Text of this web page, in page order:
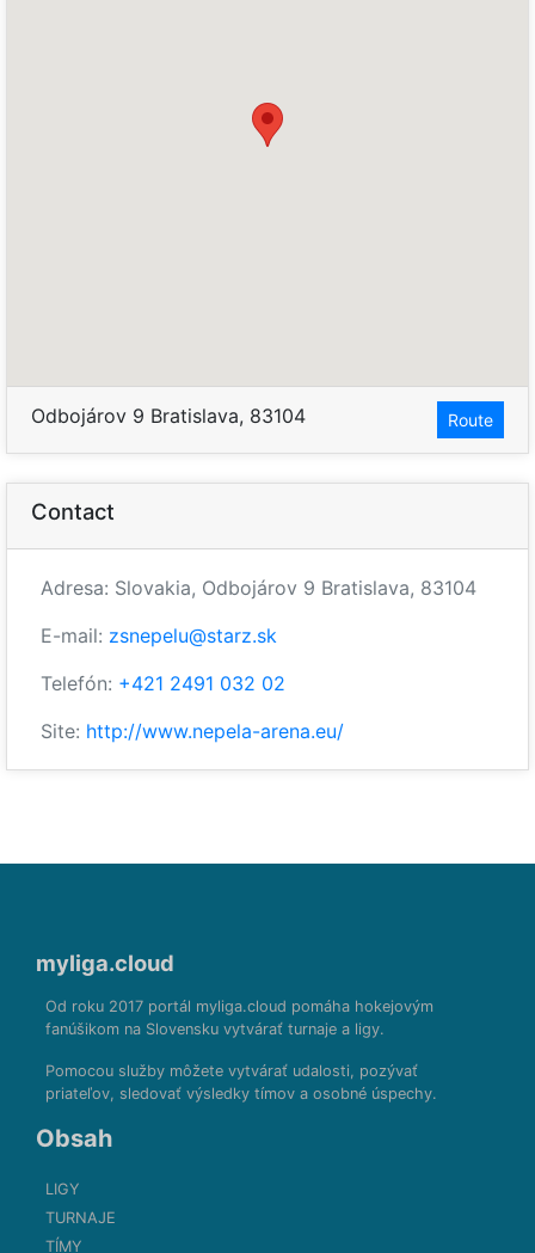
Odbojárov 9 Bratislava, 83104 Route
Contact
Adresa: Slovakia, Odbojárov 9 Bratislava, 83104
E-mail: zsnepelu@starz.sk
Telefón: +421 2491 032 02
Site: http://www.nepela-arena.eu/
myliga.cloud
Od roku 2017 portál myliga.cloud pomáha hokejovým
fanúšikom na Slovensku vytvárať turnaje a ligy.
Pomocou služby môžete vytvárať udalosti, pozývať
priateľov, sledovať výsledky tímov a osobné úspechy.
Obsah
LIGY
TURNAJE
TÍMY